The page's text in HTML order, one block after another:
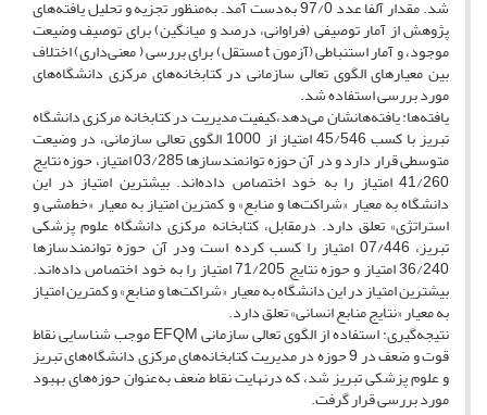
شد. مقدار آلفا عدد 97/0 به‌دست آمد. به‌منظور تجزیه و تحلیل یافته‌های
پژوهش از آمار توصیفی (فراوانی، درصد و میانگین) برای توصیف وضیعت
موجود، و آمار استنباطی (آزمون t مستقل) برای بررسی ( معنی‌داری) اختلاف
بین معیارهای الگوی تعالی سازمانی در کتابخانه‌های مرکزی دانشگاه‌‌های
مورد بررسی استفاده شد.
یافته‌ها: یافته‌هانشان می‌دهد،کیفیت مدیریت در کتابخانه مرکزی دانشگاه
تبریز با کسب 45/546 امتیاز از 1000 الگوی تعالی سازمانی، در وضیعت
متوسطی قرار دارد و در آن حوزه توانمندسازها 03/285 امتیاز، حوزه نتایج
41/260 امتیاز را به خود اختصاص داده‌اند. بیشترین امتیاز در این
دانشگاه به معیار «شراکت‌ها و منابع» و کمترین امتیاز به معیار «خط‌مشی و
استراتژی» تعلق دارد. درمقابل، کتابخانه مرکزی دانشگاه علوم پزشکی
تبریز، 07/446 امتیاز را کسب کرده است ودر آن حوزه توانمندسازها
36/240 امتیاز و حوزه نتایج 71/205 امتیاز را به خود اختصاص داده‌اند.
بیشترین امتیاز در این دانشگاه به معیار «شراکت‌ها و منابع» و کمترین امتیاز
به معیار «نتایج منابع انسانی» تعلق دارد.
نتیجه‌گیری: استفاده از الگوی تعالی سازمانی EFQM موجب شناسایی نقاط
قوت و ضعف در 9 حوزه در مدیریت کتابخانه‌های مرکزی دانشگاه‌های تبریز
و علوم پزشکی تبریز شد، که درنهایت نقاط ضعف به‌عنوان حوزه‌های بهبود
مورد بررسی قرار گرفت.